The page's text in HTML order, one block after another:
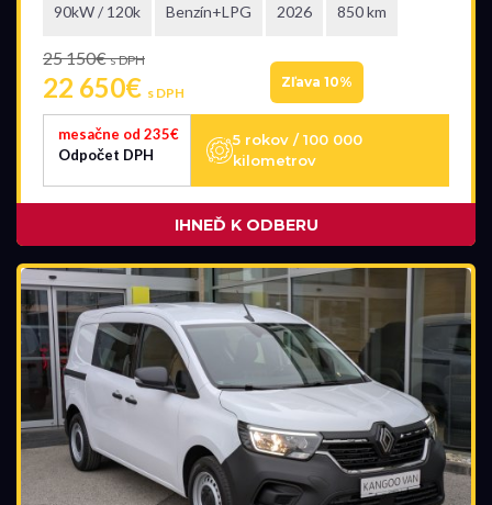
90kW / 120k Benzín+LPG 2026 850 km
25 150€s DPH
22 650€ s DPH
Zľava 10%
mesačne od 235€
Odpočet DPH
5 rokov / 100 000
kilometrov
IHNEĎ K ODBERU